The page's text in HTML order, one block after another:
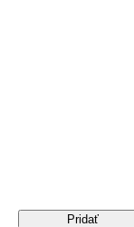
Pridať